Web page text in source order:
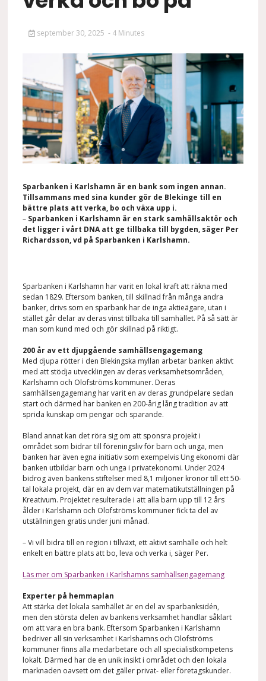
september 30, 2025 - 4 Minutes
Sparbanken i Karlshamn är en bank som ingen annan.
Tillsammans med sina kunder gör de Blekinge till en
bättre plats att verka, bo och växa upp i.
– Sparbanken i Karlshamn är en stark samhällsaktör och
det ligger i vårt DNA att ge tillbaka till bygden, säger Per
Richardsson, vd på Sparbanken i Karlshamn.
Sparbanken i Karlshamn har varit en lokal kraft att räkna med
sedan 1829. Eftersom banken, till skillnad från många andra
banker, drivs som en sparbank har de inga aktieägare, utan i
stället går delar av deras vinst tillbaka till samhället. På så sätt är
man som kund med och gör skillnad på riktigt.
200 år av ett djupgående samhällsengagemang
Med djupa rötter i den Blekingska myllan arbetar banken aktivt
med att stödja utvecklingen av deras verksamhetsområden,
Karlshamn och Olofströms kommuner. Deras
samhällsengagemang har varit en av deras grundpelare sedan
start och därmed har banken en 200-årig lång tradition av att
sprida kunskap om pengar och sparande.
Bland annat kan det röra sig om att sponsra projekt i
området som bidrar till föreningsliv för barn och unga, men
banken har även egna initiativ som exempelvis Ung ekonomi där
banken utbildar barn och unga i privatekonomi. Under 2024
bidrog även bankens stiftelser med 8,1 miljoner kronor till ett 50-
tal lokala projekt, där en av dem var matematikutställningen på
Kreativum. Projektet resulterade i att alla barn upp till 12 års
ålder i Karlshamn och Olofströms kommuner fick ta del av
utställningen gratis under juni månad.
– Vi vill bidra till en region i tillväxt, ett aktivt samhälle och helt
enkelt en bättre plats att bo, leva och verka i, säger Per.
Läs mer om Sparbanken i Karlshamns samhällsengagemang
Experter på hemmaplan
Att stärka det lokala samhället är en del av sparbanksidén,
men den största delen av bankens verksamhet handlar såklart
om att vara en bra bank. Eftersom Sparbanken i Karlshamn
bedriver all sin verksamhet i Karlshamns och Olofströms
kommuner finns alla medarbetare och all specialistkompetens
lokalt. Därmed har de en unik insikt i området och den lokala
marknaden oavsett om det gäller privat- eller företagskunder.